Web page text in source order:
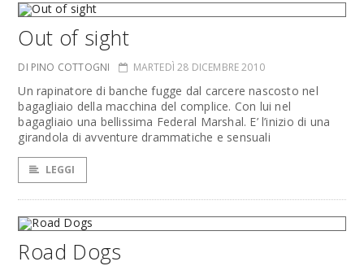
Out of sight
DI PINO COTTOGNI MARTEDÌ 28 DICEMBRE 2010
Un rapinatore di banche fugge dal carcere nascosto nel
bagagliaio della macchina del complice. Con lui nel
bagagliaio una bellissima Federal Marshal. E’ l’inizio di una
girandola di avventure drammatiche e sensuali
LEGGI
Road Dogs